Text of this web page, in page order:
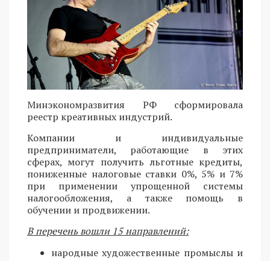
Минэкономразвития РФ сформировала
реестр креативных индустрий.
Компании и индивидуальные
предприниматели, работающие в этих
сферах, могут получить льготные кредиты,
пониженные налоговые ставки 0%, 5% и 7%
при применении упрощенной системы
налогообложения, а также помощь в
обучении и продвижении.
В перечень вошли 15 направлений:
народные художественные промыслы и